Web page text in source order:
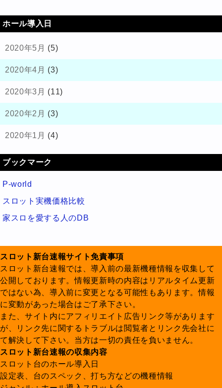
ホール導入日
2020年5月 (5)
2020年4月 (3)
2020年3月 (11)
2020年2月 (3)
2020年1月 (4)
ブックマーク
P-world
スロット実機価格比較
家スロを愛する人のDB
スロット新台速報サイト免責事項
スロット新台速報では、導入前の最新機種情報を収集して
公開しております。情報更新時の内容はリアルタイム更新
ではない為、導入前に変更となる可能性もあります。情報
に変動があった場合はご了承下さい。
また、サイト内にアフィリエイト広告リンク等があります
が、リンク先に関するトラブルは閲覧者とリンク先会社に
て解決して下さい。当方は一切の責任を負いません。
スロット新台速報の収集内容
スロット台のホール導入日
設定表、台のスペック、打ち方などの機種情報